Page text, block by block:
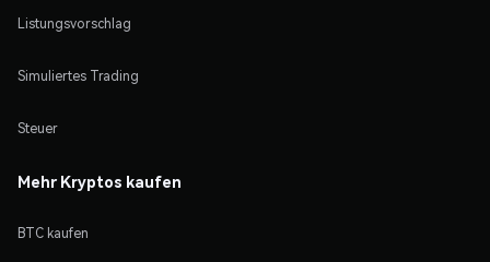
Listungsvorschlag
Simuliertes Trading
Steuer
Mehr Kryptos kaufen
BTC kaufen